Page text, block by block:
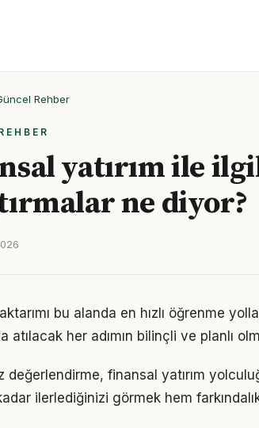
Rehber
yatırım ile
ne diyor?
bu alanda en hızlı öğrenme
atılacak her adımın bilinçli ve planlı
değerlendirme, finansal yatırım
ilerlediğinizi görmek hem